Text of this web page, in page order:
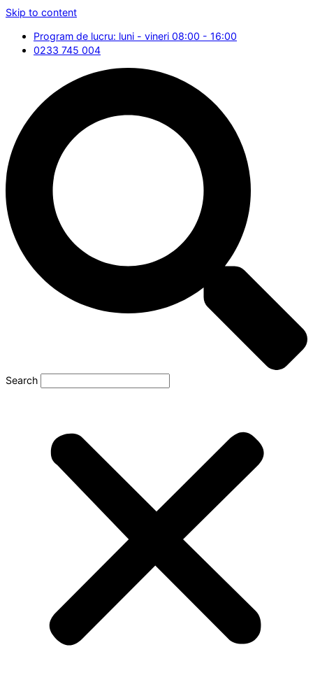
Skip to content
Program de lucru: luni - vineri 08:00 - 16:00
0233 745 004
Search